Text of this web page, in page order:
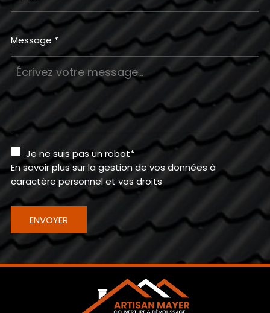
Message *
Je ne suis pas un robot*
En savoir plus sur la gestion de vos données à
caractère personnel et vos droits
ENVOYER